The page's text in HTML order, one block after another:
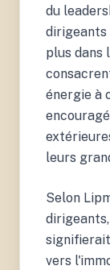
du
dirigeants
plus dans
énergie à
leurs
Selon
vers